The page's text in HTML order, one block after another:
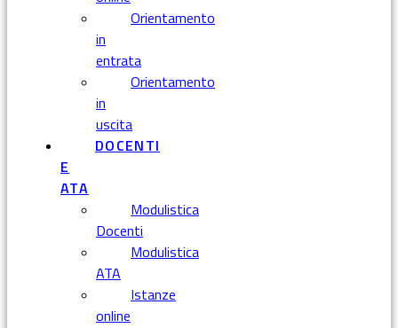
Orientamento
in
entrata
Orientamento
in
uscita
DOCENTI
E
ATA
Modulistica
Docenti
Modulistica
ATA
Istanze
online